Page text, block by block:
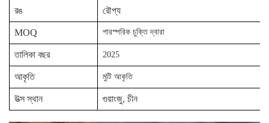
রঙ রৌপ্য
MOQ পারস্পরিক চুক্তি দ্বারা
তালিকা বছর 2025
আকৃতি মুটি আকৃতি
উত্স স্থান গুয়াংজু, চীন